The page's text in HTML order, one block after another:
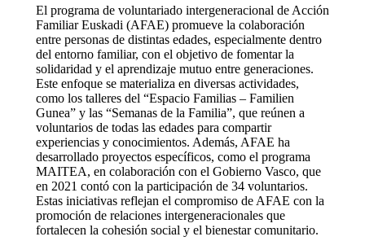
El programa de voluntariado intergeneracional de Acción
Familiar Euskadi (AFAE) promueve la colaboración
entre personas de distintas edades, especialmente dentro
del entorno familiar, con el objetivo de fomentar la
solidaridad y el aprendizaje mutuo entre generaciones.
Este enfoque se materializa en diversas actividades,
como los talleres del “Espacio Familias – Familien
Gunea” y las “Semanas de la Familia”, que reúnen a
voluntarios de todas las edades para compartir
experiencias y conocimientos. Además, AFAE ha
desarrollado proyectos específicos, como el programa
MAITEA, en colaboración con el Gobierno Vasco, que
en 2021 contó con la participación de 34 voluntarios.
Estas iniciativas reflejan el compromiso de AFAE con la
promoción de relaciones intergeneracionales que
fortalecen la cohesión social y el bienestar comunitario.